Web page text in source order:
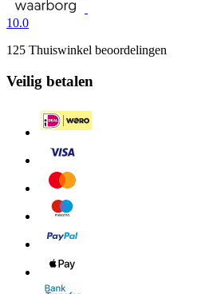
10.0
125 Thuiswinkel beoordelingen
Veilig betalen